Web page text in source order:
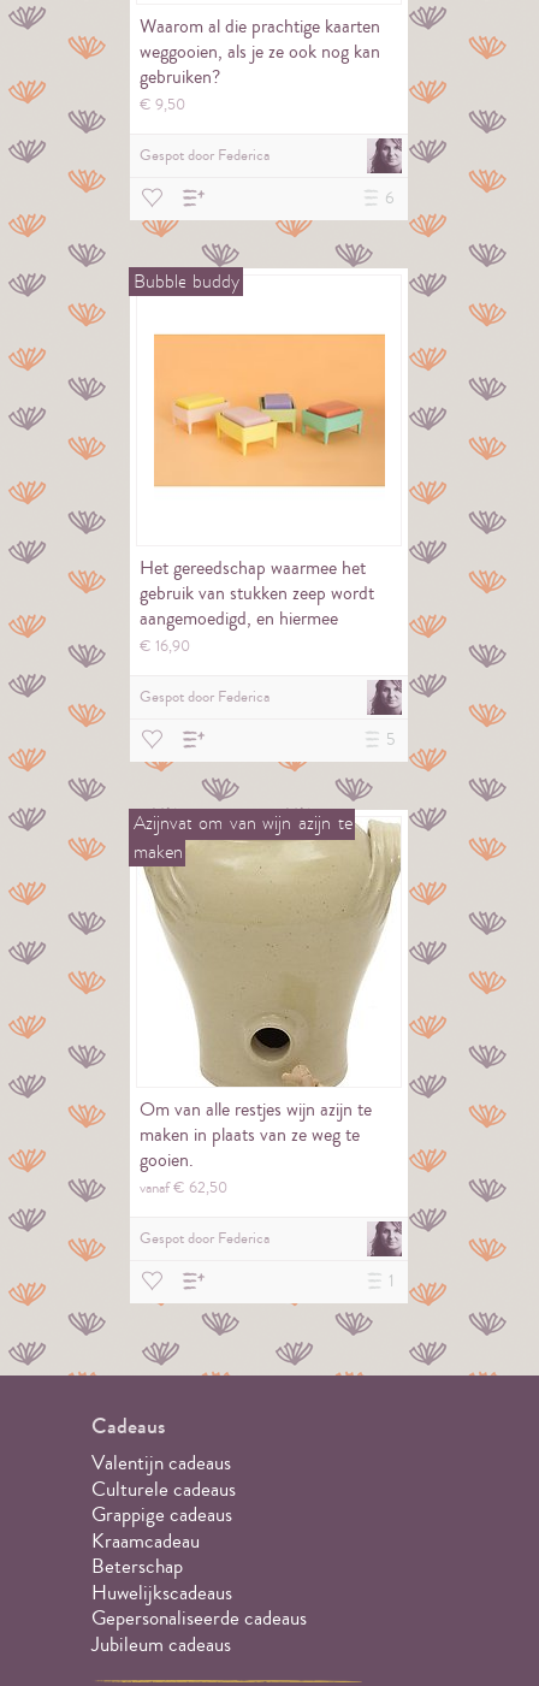
Waarom al die prachtige kaarten
weggooien, als je ze ook nog kan
gebruiken?
€9,50
Gespot door Federica
6
Bubble buddy
Het gereedschap waarmee het
gebruik van stukken zeep wordt
aangemoedigd, en hiermee
toekomstige…
€ 16,90
Gespot door Federica
5
Azijnvat om van wijn azijn te
maken
Om van alle restjes wijn azijn te
maken in plaats van ze weg te
gooien.
vanaf € 62,50
Gespot door Federica
1
Cadeaus
Valentijn cadeaus
Culturele cadeaus
Grappige cadeaus
Kraamcadeau
Beterschap
Huwelijkscadeaus
Gepersonaliseerde cadeaus
Jubileum cadeaus